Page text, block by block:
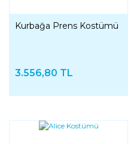
Kurbağa Prens Kostümü
3.556,80 TL